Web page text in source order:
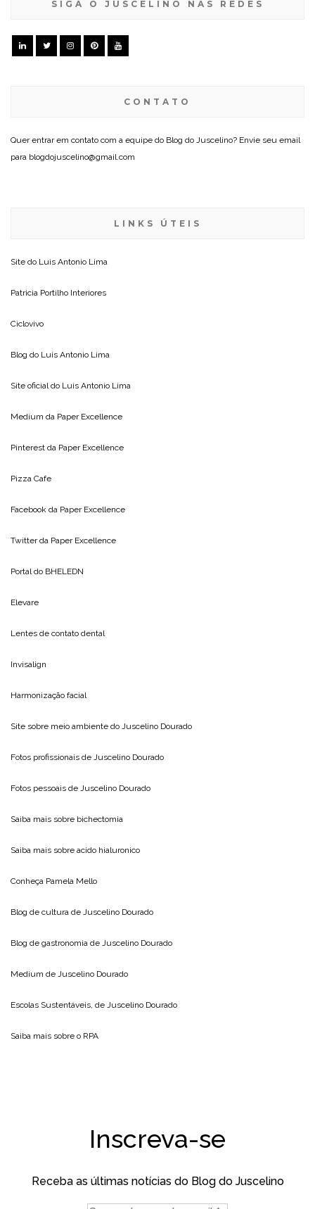
SIGA O JUSCELINO NAS REDES
CONTATO
Quer entrar em contato com a equipe do Blog do Juscelino? Envie seu email
para blogdojuscelino@gmail.com
LINKS ÚTEIS
Site do Luis Antonio Lima
Patricia Portilho Interiores
Ciclovivo
Blog do Luis Antonio Lima
Site oficial do Luis Antonio Lima
Medium da Paper Excellence
Pinterest da Paper Excellence
Pizza Cafe
Facebook da Paper Excellence
Twitter da Paper Excellence
Portal do BHELEDN
Elevare
Lentes de contato dental
Invisalign
Harmonização facial
Site sobre meio ambiente do Juscelino Dourado
Fotos profissionais de Juscelino Dourado
Fotos pessoais de Juscelino Dourado
Saiba mais sobre bichectomia
Saiba mais sobre acido hialuronico
Conheça Pamela Mello
Blog de cultura de Juscelino Dourado
Blog de gastronomia de Juscelino Dourado
Medium de Juscelino Dourado
Escolas Sustentáveis, de Juscelino Dourado
Saiba mais sobre o RPA
Inscreva-se
Receba as últimas notícias do Blog do Juscelino